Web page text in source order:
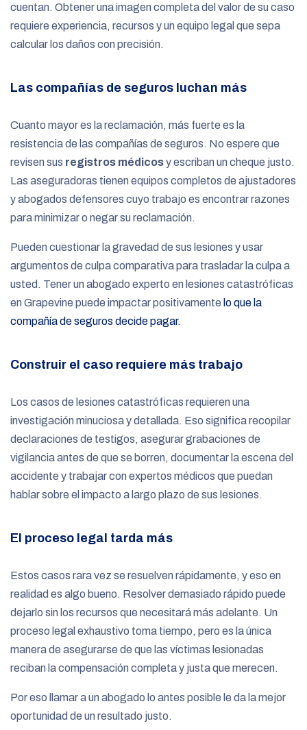
cuentan. Obtener una imagen completa del valor de su caso
requiere experiencia, recursos y un equipo legal que sepa
calcular los daños con precisión.
Las compañías de seguros luchan más
Cuanto mayor es la reclamación, más fuerte es la
resistencia de las compañías de seguros. No espere que
revisen sus registros médicosy escriban un cheque justo.
Las aseguradoras tienen equipos completos de ajustadores
y abogados defensores cuyo trabajo es encontrar razones
para minimizar o negar su reclamación.
Pueden cuestionar la gravedad de sus lesiones y usar
argumentos de culpa comparativa para trasladar la culpa a
usted. Tener un abogado experto en lesiones catastróficas
en Grapevine puede impactar positivamente lo que la
compañía de seguros decide pagar.
Construir el caso requiere más trabajo
Los casos de lesiones catastróficas requieren una
investigación minuciosa y detallada. Eso significa recopilar
declaraciones de testigos, asegurar grabaciones de
vigilancia antes de que se borren, documentar la escena del
accidente y trabajar con expertos médicos que puedan
hablar sobre el impacto a largo plazo de sus lesiones.
El proceso legal tarda más
Estos casos rara vez se resuelven rápidamente, y eso en
realidad es algo bueno. Resolver demasiado rápido puede
dejarlo sin los recursos que necesitará más adelante. Un
proceso legal exhaustivo toma tiempo, pero es la única
manera de asegurarse de que las víctimas lesionadas
reciban la compensación completa y justa que merecen.
Por eso llamar a un abogado lo antes posible le da la mejor
oportunidad de un resultado justo.